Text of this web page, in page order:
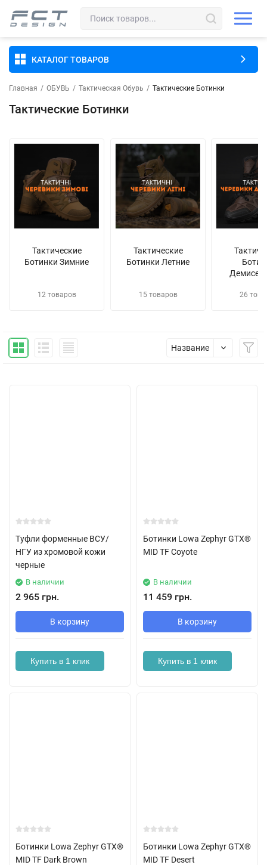
КАТАЛОГ ТОВАРОВ
Главная / ОБУВЬ / Тактическая Обувь / Тактические Ботинки
Тактические Ботинки
Тактические
Ботинки Зимние
12 товаров
Тактические
Ботинки Летние
15 товаров 26
Название
Туфли форменные ВСУ/
НГУ из хромовой кожи
черные
В наличии
2 965 грн.
В корзину
Купить в 1 клик
Ботинки Lowa Zephyr GTX®
MID TF Coyote
В наличии
11 459 грн.
В корзину
Купить в 1 клик
Ботинки Lowa Zephyr GTX®
MID TF Dark Brown
Ботинки Lowa Zephyr GTX®
MID TF Desert